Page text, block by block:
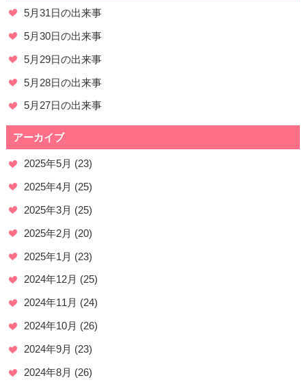
5月31日の出来事
5月30日の出来事
5月29日の出来事
5月28日の出来事
5月27日の出来事
アーカイブ
2025年5月 (23)
2025年4月 (25)
2025年3月 (25)
2025年2月 (20)
2025年1月 (23)
2024年12月 (25)
2024年11月 (24)
2024年10月 (26)
2024年9月 (23)
2024年8月 (26)